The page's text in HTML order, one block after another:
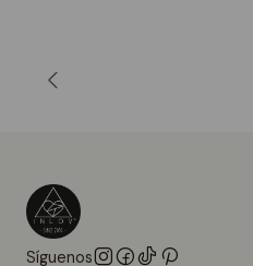
Síguenos